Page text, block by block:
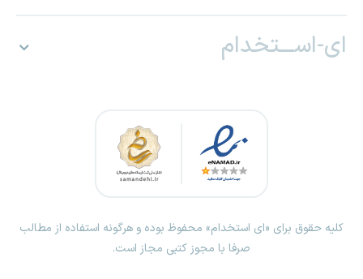
ای-اســـتخدام
کلیه حقوق برای «ای استخدام» محفوظ بوده و هرگونه استفاده از مطالب
صرفا با مجوز کتبی مجاز است.